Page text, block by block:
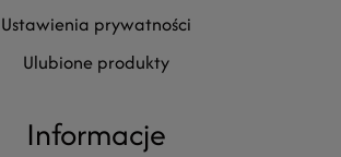
Informacje
ustawienia prywatności
ulubione produkty